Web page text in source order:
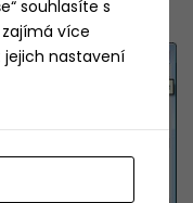
souhlasíte s
více
nastavení